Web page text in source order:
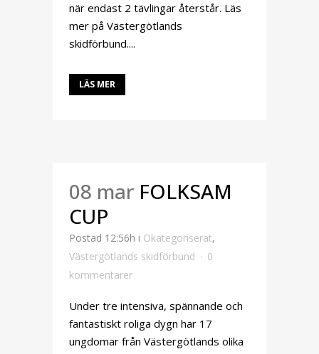
när endast 2 tävlingar återstår. Läs
mer på Västergötlands
skidförbund....
LÄS MER
08 mar FOLKSAM
CUP
Postad 12:56h i Okategoriserat,
Västergötlands skidförbund
0
kommentarer
Under tre intensiva, spännande och
fantastiskt roliga dygn har 17
ungdomar från Västergötlands olika